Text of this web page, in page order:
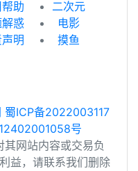
助
惑
明
二次元
电影
摸鱼
蜀ICP备2022003117
号
网站内容或交易负
益，请联系我们删除